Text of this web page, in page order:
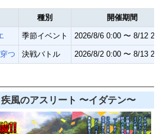
種別 開催期間
季節イベント 2026/8/6 0:00 〜 8/12
つ 決戦バトル 2026/8/2 0:00 〜 8/13
風のアスリート 〜イダテン〜